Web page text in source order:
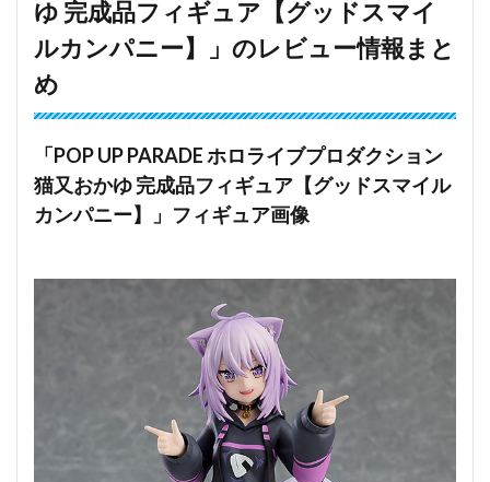
ゆ 完成品フィギュア【グッドスマイ
ルカンパニー】」のレビュー情報まと
め
「POP UP PARADE ホロライブプロダクション
猫又おかゆ 完成品フィギュア【グッドスマイル
カンパニー】」フィギュア画像